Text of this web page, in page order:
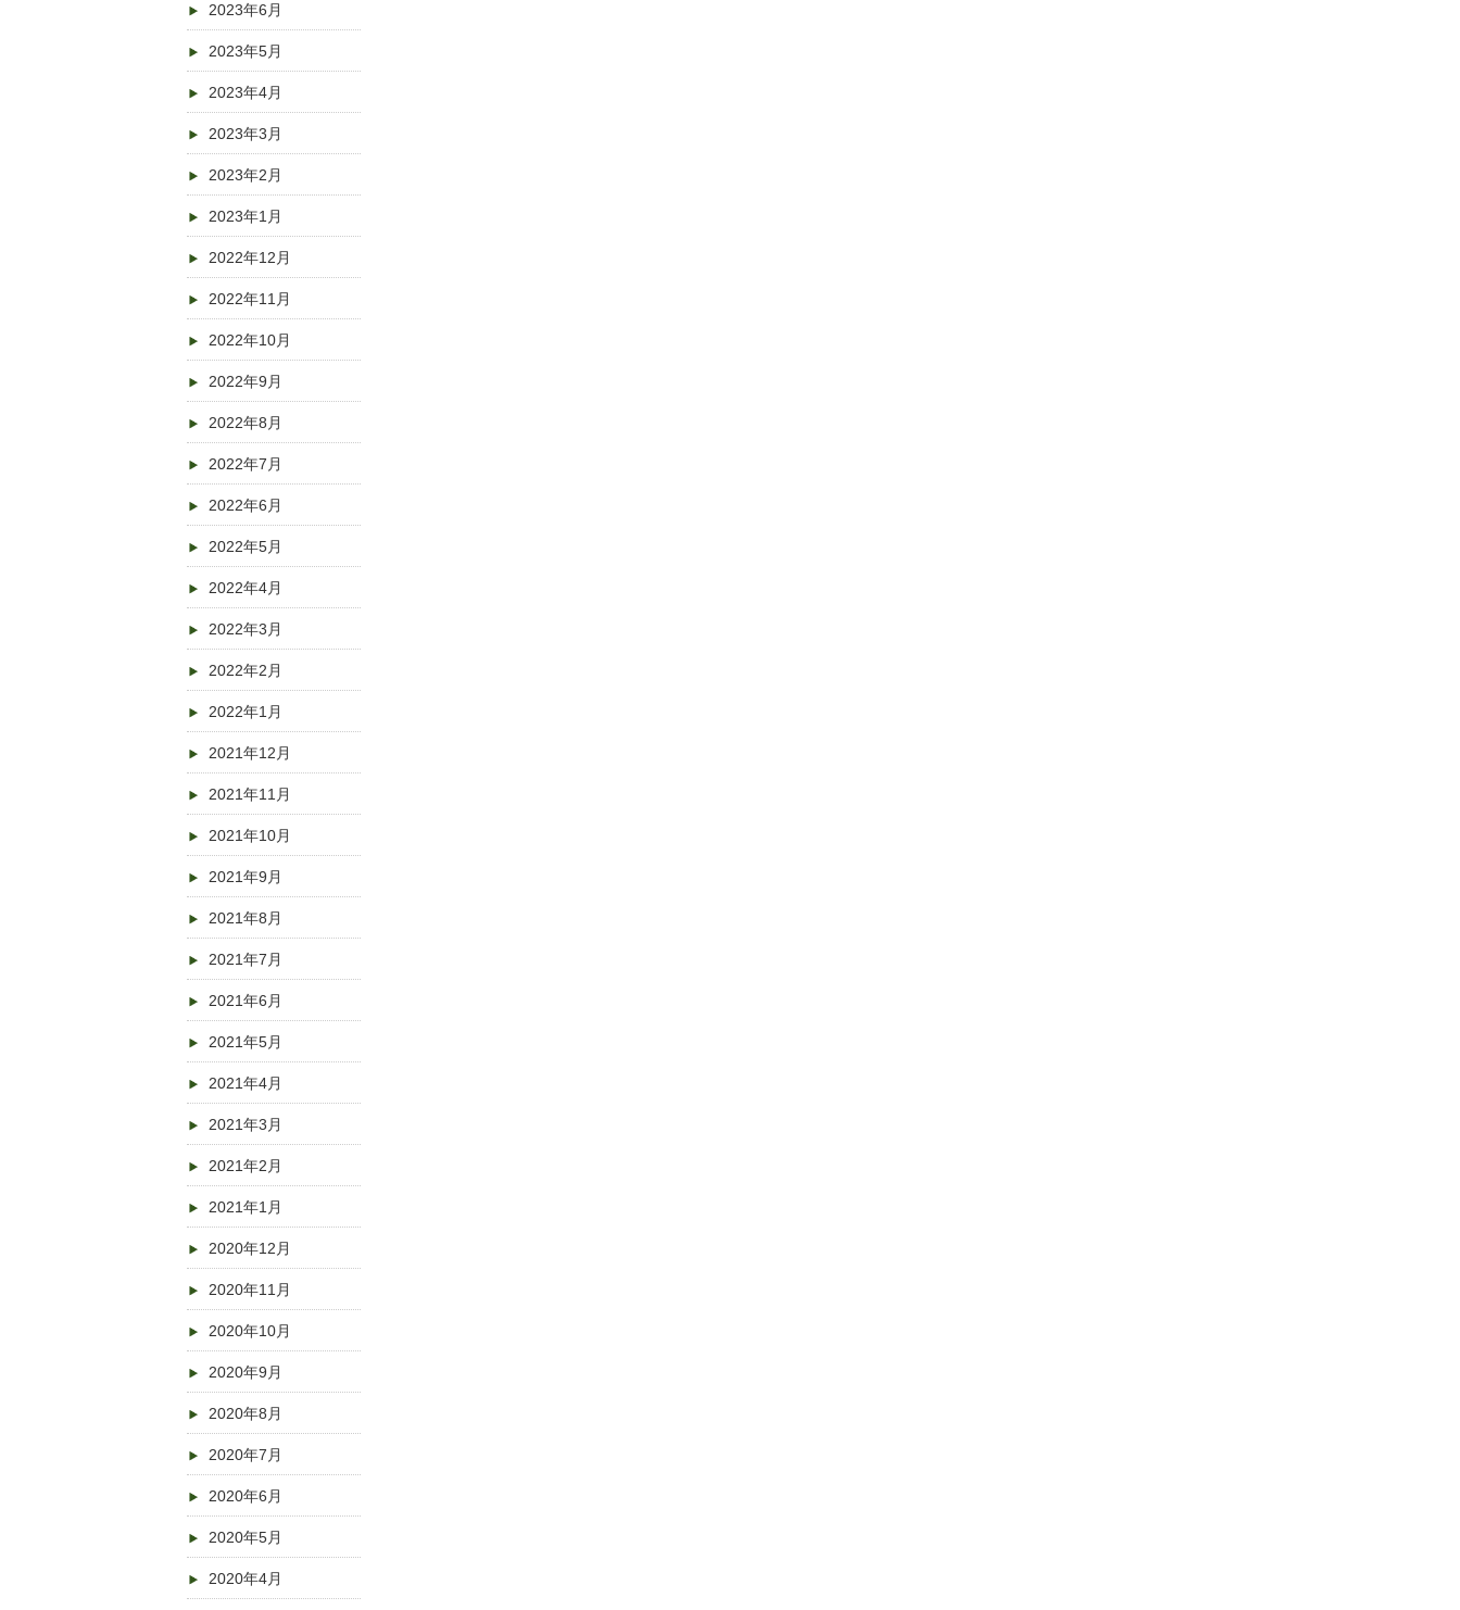
2023年6月
2023年5月
2023年4月
2023年3月
2023年2月
2023年1月
2022年12月
2022年11月
2022年10月
2022年9月
2022年8月
2022年7月
2022年6月
2022年5月
2022年4月
2022年3月
2022年2月
2022年1月
2021年12月
2021年11月
2021年10月
2021年9月
2021年8月
2021年7月
2021年6月
2021年5月
2021年4月
2021年3月
2021年2月
2021年1月
2020年12月
2020年11月
2020年10月
2020年9月
2020年8月
2020年7月
2020年6月
2020年5月
2020年4月